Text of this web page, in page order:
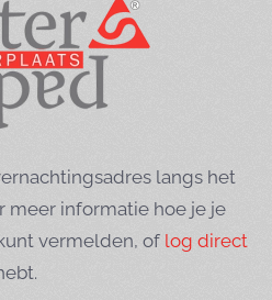
langs het
meer informatie hoe je je
vermelden, of log direct